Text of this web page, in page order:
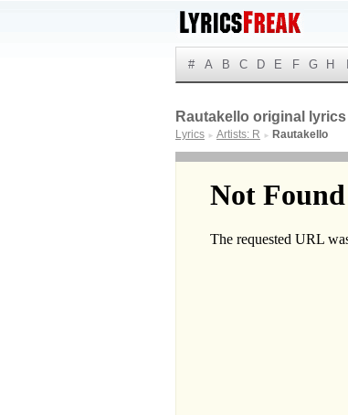
# A B C D E F G H
Rautakello original lyrics
Lyrics ► Artists: R ► Rautakello